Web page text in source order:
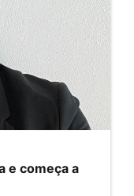
e começa a